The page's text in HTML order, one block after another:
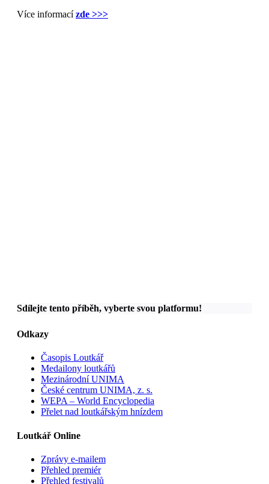
Více informacízde >>>
Sdílejte tento příběh, vyberte svou platformu!
Odkazy
Časopis Loutkář
Medailony loutkářů
Mezinárodní UNIMA
České centrum UNIMA, z. s.
WEPA – World Encyclopedia
Přelet nad loutkářským hnízdem
Loutkář Online
Zprávy e-mailem
Přehled premiér
Přehled festivalů